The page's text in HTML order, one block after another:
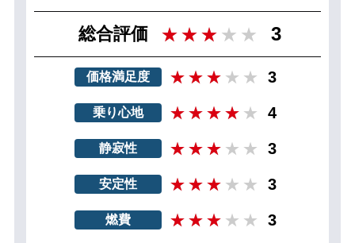
総合評価 3
価格満足度 3
乗り心地 4
静寂性 3
安定性 3
燃費 3